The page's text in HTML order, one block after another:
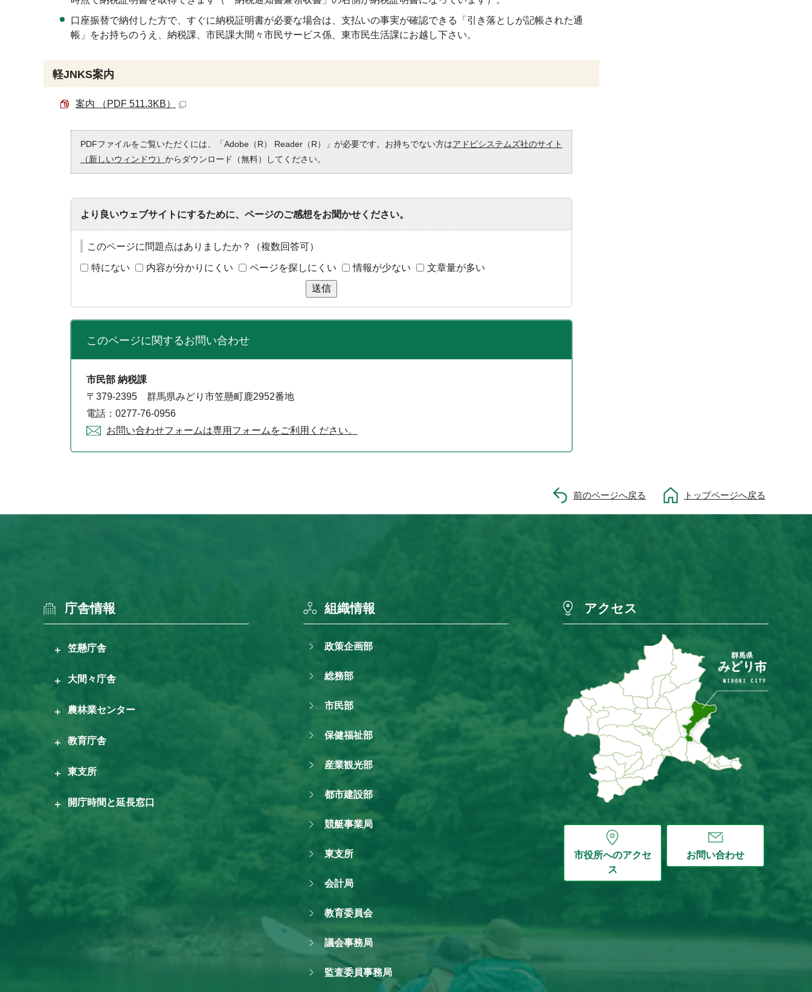
口座振替で納付した方で、すぐに納税証明書が必要な場合は、支払いの事実が確認できる「引き落としが記帳された通
帳」をお持ちのうえ、納税課、市民課大間々市民サービス係、東市民生活課にお越し下さい。
軽JNKS案内
案内 （PDF 511.3KB）
PDFファイルをご覧いただくには、「Adobe（R） Reader（R）」が必要です。お持ちでない方はアドビシステムズ社のサイト
（新しいウィンドウ） からダウンロード（無料）してください。
より良いウェブサイトにするために、ページのご感想をお聞かせください。
このページに問題点はありましたか？（複数回答可）
特にない 内容が分かりにくい ページを探しにくい 情報が少ない
文章量が多い
送信
このページに関するお問い合わせ
市民部 納税課
〒379-2395 群馬県みどり市笠懸町鹿2952番地
電話：0277-76-0956
お問い合わせフォームは専用フォームをご利用ください。
前のページへ戻る トップページへ戻る
庁舎情報
笠懸庁舎
大間々庁舎
農林業センター
教育庁舎
東支所
開庁時間と延長窓口
組織情報
政策企画部
総務部
市民部
保健福祉部
産業観光部
都市建設部
競艇事業局
東支所
会計局
教育委員会
議会事務局
監査委員事務局
アクセス
市役所へのアクセ
ス
お問い合わせ